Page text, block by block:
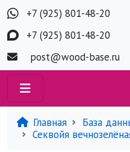
+7 (925) 801-48-20
+7 (925) 801-48-20
post@wood-base.ru
Главная
База
Секвойя